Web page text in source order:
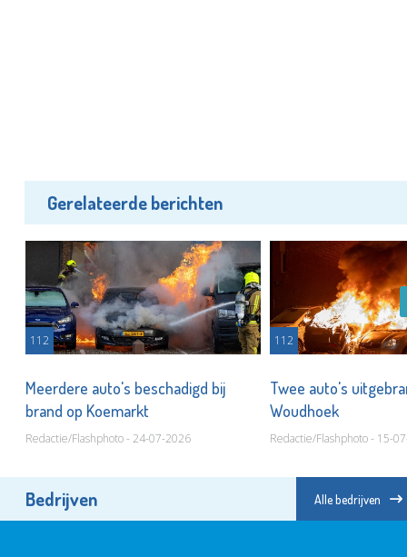
Gerelateerde berichten
112
Meerdere auto's beschadigd bij
brand op Koemarkt
Redactie/Flashphoto - 24-07-2026
112
Twee auto's
Woudhoek
Redactie/Flashphoto - 15-
Bedrijven Alle bedrijven